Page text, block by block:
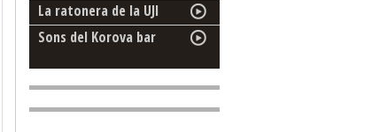
La ratonera de la UJI
Sons del Korova bar